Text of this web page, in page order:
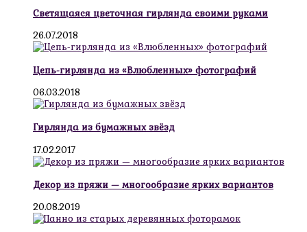
Светящаяся цветочная гирлянда своими руками
26.07.2018
Цепь-гирлянда из «Влюбленных» фотографий
06.03.2018
Гирлянда из бумажных звёзд
17.02.2017
Декор из пряжи — многообразие ярких вариантов
20.08.2019